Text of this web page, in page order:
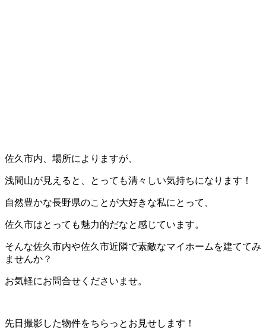
佐久市内、場所によりますが、
浅間山が見えると、とっても清々しい気持ちになります！
自然豊かな長野県のことが大好きな私にとって、
佐久市はとっても魅力的だなと感じています。
そんな佐久市内や佐久市近隣で素敵なマイホームを建ててみ
ませんか？
お気軽にお問合せくださいませ。
先日撮影した物件をちらっとお見せします！